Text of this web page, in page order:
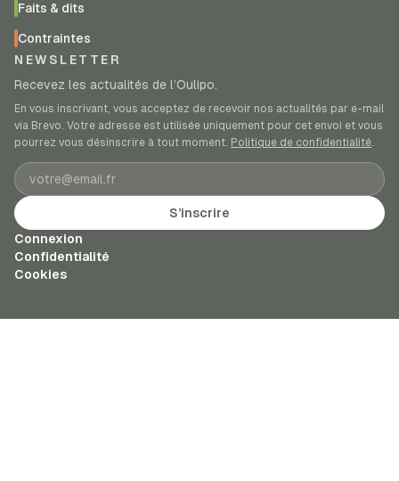
Faits & dits
Contraintes
NEWSLETTER
Recevez les actualités de l’Oulipo.
En vous inscrivant, vous acceptez de recevoir nos actualités par e-mail
via Brevo. Votre adresse est utilisée uniquement pour cet envoi et vous
pourrez vous désinscrire à tout moment. Politique de confidentialité.
Adresse e-mail
S’inscrire
Connexion
Confidentialité
Cookies